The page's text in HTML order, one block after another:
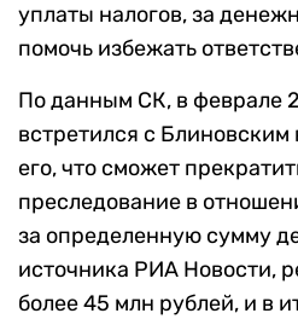
уплаты налогов, за
помочь избежать
По данным СК, в феврале
встретился с Блиновским
его, что сможет
преследование в
за определенную сумму
источника РИА Новости,
более 45 млн рублей, и в